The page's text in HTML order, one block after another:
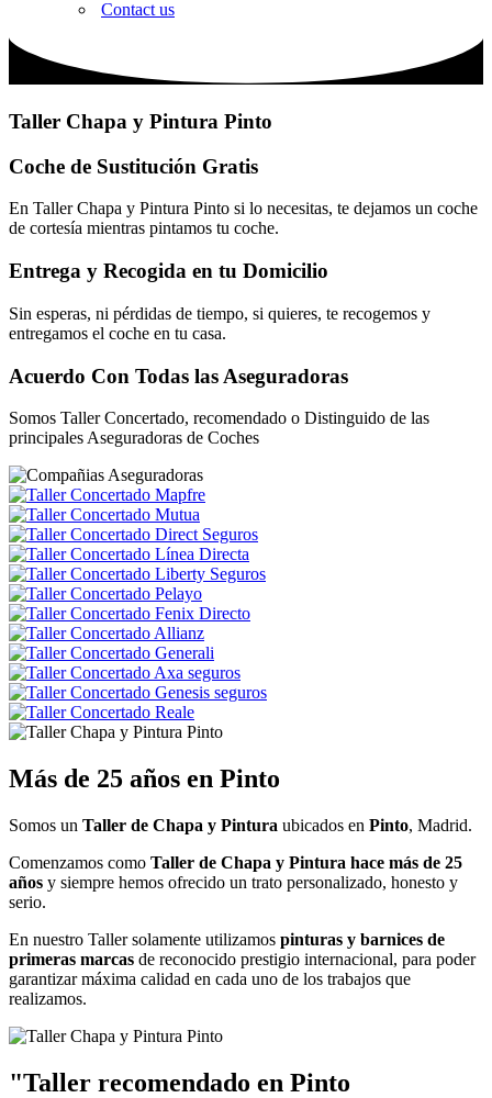
Contact us
Taller Chapa y Pintura Pinto
Coche de Sustitución Gratis
En Taller Chapa y Pintura Pinto si lo necesitas, te dejamos un coche
de cortesía mientras pintamos tu coche.
Entrega y Recogida en tu Domicilio
Sin esperas, ni pérdidas de tiempo, si quieres, te recogemos y
entregamos el coche en tu casa.
Acuerdo Con Todas las Aseguradoras
Somos Taller Concertado, recomendado o Distinguido de las
principales Aseguradoras de Coches
Más de 25 años en Pinto
Somos un Taller de Chapa y Pintura ubicados en Pinto, Madrid.
Comenzamos como Taller de Chapa y Pintura hace más de 25
años y siempre hemos ofrecido un trato personalizado, honesto y
serio.
En nuestro Taller solamente utilizamos pinturas y barnices de
primeras marcas de reconocido prestigio internacional, para poder
garantizar máxima calidad en cada uno de los trabajos que
realizamos.
"Taller recomendado en Pinto